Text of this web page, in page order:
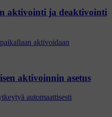
aktivointi ja deaktivointi
aktivoidaan
aktivoinnin asetus
automaattisesti